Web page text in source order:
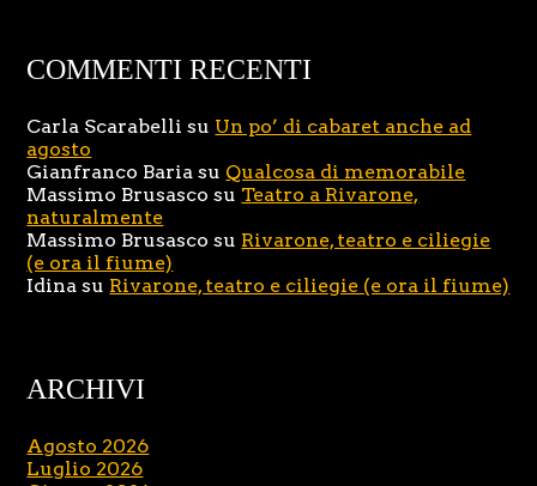
COMMENTI RECENTI
Carla Scarabelli su Un po’ di cabaret anche ad
agosto
Gianfranco Baria su Qualcosa di memorabile
Massimo Brusasco su Teatro a Rivarone,
naturalmente
Massimo Brusasco su Rivarone, teatro e ciliegie
(e ora il fiume)
Idina su Rivarone, teatro e ciliegie (e ora il fiume)
ARCHIVI
Agosto 2026
Luglio 2026